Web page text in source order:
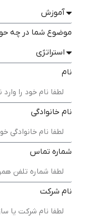
موضوع شما در چه
نام
نام خانوادگی
شماره تماس
نام شرکت